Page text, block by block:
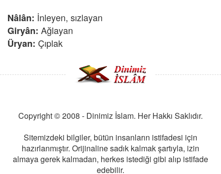
Nâlân: İnleyen, sızlayan
Giryân: Ağlayan
Üryan: Çıplak
Copyright © 2008 - Dinimiz İslam. Her Hakkı Saklıdır.
Sitemizdeki bilgiler, bütün insanların istifadesi için
hazırlanmıştır. Orijinaline sadık kalmak şartıyla, izin
almaya gerek kalmadan, herkes istediği gibi alıp istifade
edebilir.